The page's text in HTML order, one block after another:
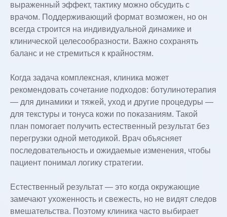
выраженный эффект, тактику можно обсудить с
врачом. Поддерживающий формат возможен, но он
всегда строится на индивидуальной динамике и
клинической целесообразности. Важно сохранять
баланс и не стремиться к крайностям.
Когда задача комплексная, клиника может
рекомендовать сочетание подходов: ботулинотерапия
— для динамики и тяжей, уход и другие процедуры —
для текстуры и тонуса кожи по показаниям. Такой
план помогает получить естественный результат без
перегрузки одной методикой. Врач объясняет
последовательность и ожидаемые изменения, чтобы
пациент понимал логику стратегии.
Естественный результат — это когда окружающие
замечают ухоженность и свежесть, но не видят следов
вмешательства. Поэтому клиника часто выбирает